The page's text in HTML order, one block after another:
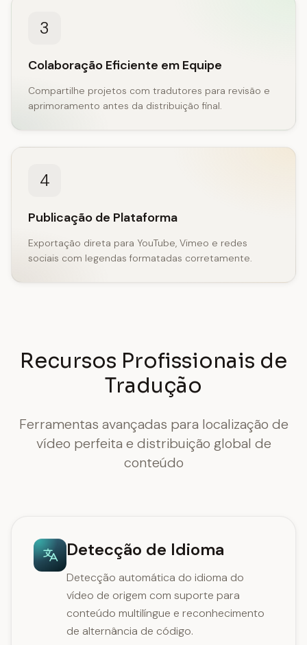
3
Colaboração Eficiente em Equipe
Compartilhe projetos com tradutores para revisão e
aprimoramento antes da distribuição final.
4
Publicação de Plataforma
Exportação direta para YouTube, Vimeo e redes
sociais com legendas formatadas corretamente.
Recursos Profissionais de
Tradução
Ferramentas avançadas para localização de
vídeo perfeita e distribuição global de
conteúdo
Detecção de Idioma
Detecção automática do idioma do
vídeo de origem com suporte para
conteúdo multilíngue e reconhecimento
de alternância de código.